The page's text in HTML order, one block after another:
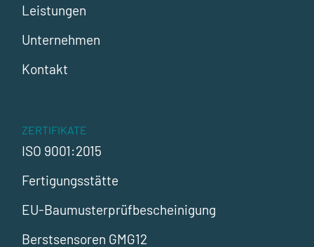
Leistungen
Unternehmen
Kontakt
ZERTIFIKATE
ISO 9001:2015
Fertigungsstätte
EU-Baumusterprüfbescheinigung
Berstsensoren GMG12